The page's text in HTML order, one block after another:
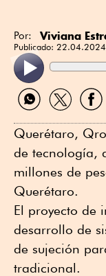
Por: Viviana
Publicado:
Compartir
por
Compartir
por
por
Querétaro,
de tecnología,
millones de
Querétaro.
El proyecto de
desarrollo de
de sujeción
tradicional.